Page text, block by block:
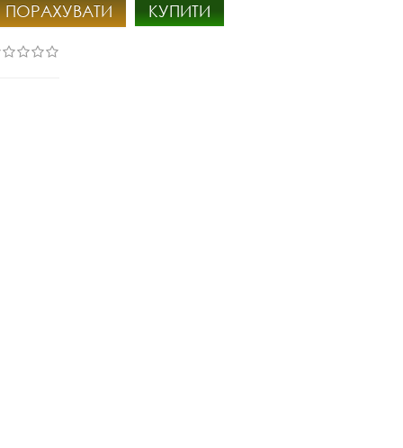
ПОРАХУВАТИ КУПИТИ